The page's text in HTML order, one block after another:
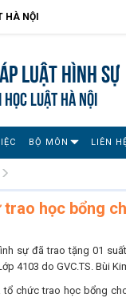
HÀ NỘI
luật Hình sự
LUẬT HÀ NỘI
BỘ MÔN LIÊN
trao học bổng
sự đã trao tặng 01
4103 do GVC.TS. Bùi
tổ chức trao học bổng